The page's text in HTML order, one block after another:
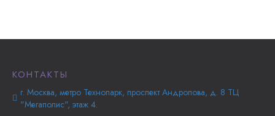
КОНТАКТЫ
г. Москва, метро Технопарк, проспект Андропова, д. 8 ТЦ
"Мегаполис", этаж 4.